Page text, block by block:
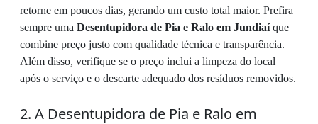
retorne em poucos dias, gerando um custo total maior. Prefira
sempre uma Desentupidora de Pia e Ralo em Jundiaíque
combine preço justo com qualidade técnica e transparência.
Além disso, verifique se o preço inclui a limpeza do local
após o serviço e o descarte adequado dos resíduos removidos.
2. A Desentupidora de Pia e Ralo em